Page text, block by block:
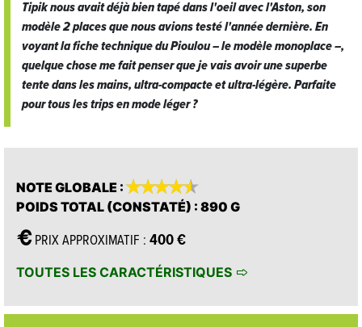
Tipik nous avait déjà bien tapé dans l'oeil avec l'Aston, son
modèle 2 places que nous avions testé l'année dernière. En
voyant la fiche technique du Pioulou – le modèle monoplace –,
quelque chose me fait penser que je vais avoir une superbe
tente dans les mains, ultra-compacte et ultra-légère. Parfaite
pour tous les tripsen mode léger?
NOTE GLOBALE :

POIDS TOTAL (CONSTATÉ) : 890 G
PRIX APPROXIMATIF : 400 €
TOUTES LES CARACTÉRISTIQUES